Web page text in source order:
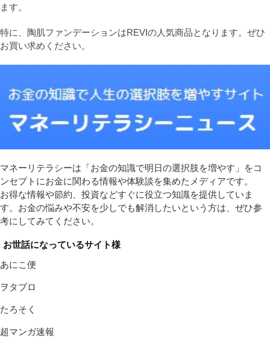
ます。
特に、陶肌ファンデーションはREVIの人気商品となります。ぜひ
お買い求めください。
マネーリテラシーは「お金の知識で明日の選択肢を増やす」をコ
ンセプトにお金に関わる情報や体験談を集めたメディアです。
お得な情報や節約、投資などすぐに役立つ知識を提供していま
す。お金の悩みや不安を少しでも解消したいという方は、ぜひ参
考にしてみてください。
お世話になっているサイト様
あにこ便
ヲタブロ
たろそく
超マンガ速報